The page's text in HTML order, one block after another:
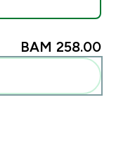
BAM 258.00‎